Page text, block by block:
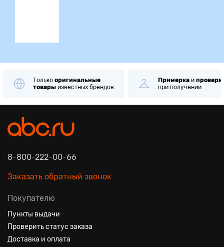
Только оригинальные
товары известных брендов
Примерка и
при получении
8-800-222-00-66
Заказать обратный звонок
Покупателю
Пункты выдачи
Проверить статус заказа
Доставка и оплата